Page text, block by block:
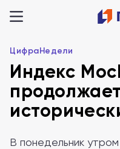
ЦифраНедели
Индекс
В понедельник